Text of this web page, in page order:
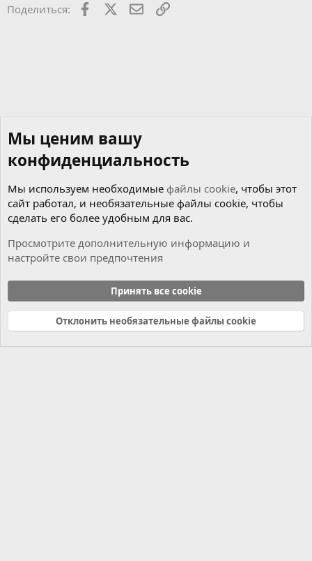
Поделиться: Facebook ПочтаСсылкой
Cookies
Russian (RU)
Связь с нами
Условия и правила
Политика конфиденциальности
Справка Главная
R
Мы ценим вашу
конфиденциальность
Мы используем необходимые файлы cookie, чтобы этот
сайт работал, и необязательные файлы cookie, чтобы
сделать его более удобным для вас.
Просмотрите дополнительную информацию и
настройте свои предпочтения
Принять все cookie
Отклонить необязательные файлы cookie